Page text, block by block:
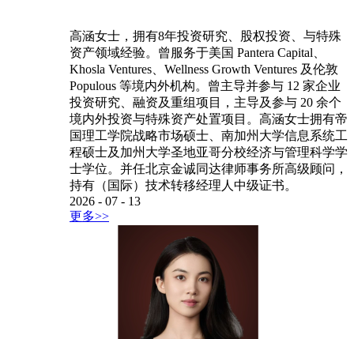
高涵女士，拥有8年投资研究、股权投资、与特殊
资产领域经验。曾服务于美国 Pantera Capital、
Khosla Ventures、Wellness Growth Ventures 及伦敦
Populous 等境内外机构。曾主导并参与 12 家企业
投资研究、融资及重组项目，主导及参与 20 余个
境内外投资与特殊资产处置项目。高涵女士拥有帝
国理工学院战略市场硕士、南加州大学信息系统工
程硕士及加州大学圣地亚哥分校经济与管理科学学
士学位。并任北京金诚同达律师事务所高级顾问，
持有（国际）技术转移经理人中级证书。
2026 - 07 - 13
更多>>